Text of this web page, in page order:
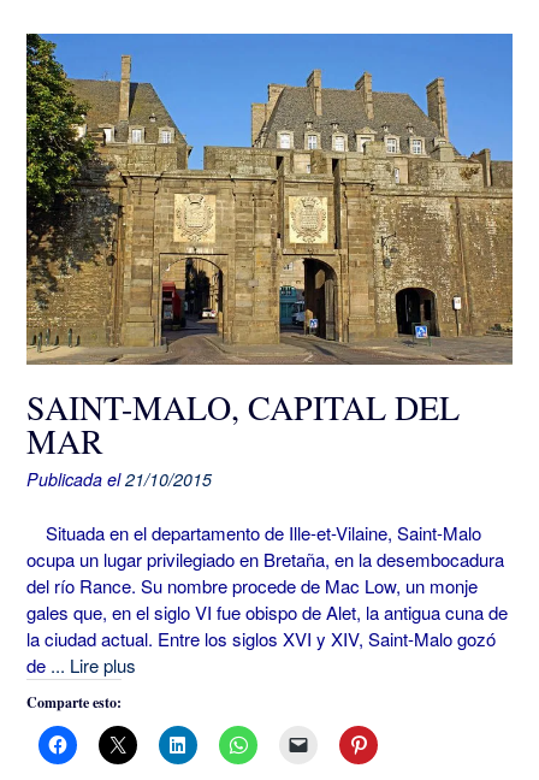
SAINT-MALO, CAPITAL DEL
MAR
Publicada el21/10/2015
Situada en el departamento de Ille-et-Vilaine, Saint-Malo
ocupa un lugar privilegiado en Bretaña, en la desembocadura
del río Rance. Su nombre procede de Mac Low, un monje
gales que, en el siglo VI fue obispo de Alet, la antigua cuna de
la ciudad actual. Entre los siglos XVI y XIV, Saint-Malo gozó
de ... Lire plus
Comparte esto: